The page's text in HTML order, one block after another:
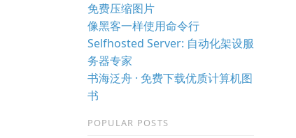
免费压缩图片
像黑客一样使用命令行
Selfhosted Server: 自动化架设服
务器专家
书海泛舟 · 免费下载优质计算机图
书
POPULAR POSTS